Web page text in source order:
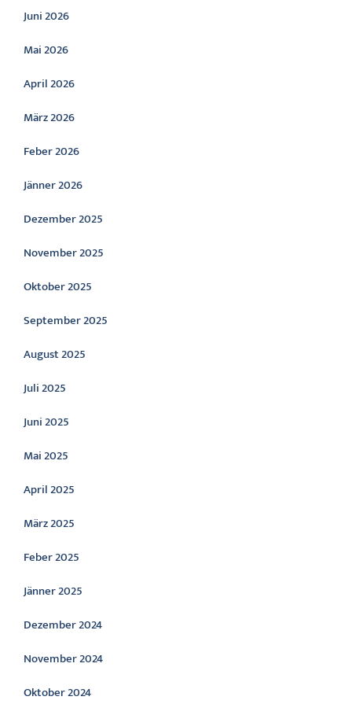
Juni 2026
Mai 2026
April 2026
März 2026
Feber 2026
Jänner 2026
Dezember 2025
November 2025
Oktober 2025
September 2025
August 2025
Juli 2025
Juni 2025
Mai 2025
April 2025
März 2025
Feber 2025
Jänner 2025
Dezember 2024
November 2024
Oktober 2024